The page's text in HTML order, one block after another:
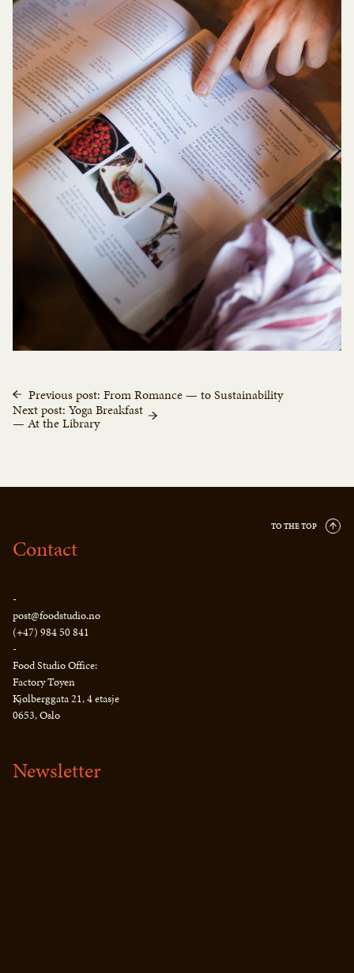
Previous post: From Romance — to Sustainability
Next post: Yoga Breakfast
— At the Library
TO THE TOP
Contact
-
post@foodstudio.no
(+47) 984 50 841
-
Food Studio Office:
Factory Tøyen
Kjølberggata 21, 4 etasje
0653, Oslo
Newsletter